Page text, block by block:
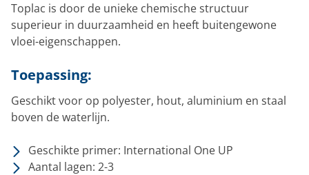
Toplac is door de unieke chemische structuur
superieur in duurzaamheid en heeft buitengewone
vloei-eigenschappen.
Toepassing:
Geschikt voor op polyester, hout, aluminium en staal
boven de waterlijn.
Geschikte primer: International One UP
Aantal lagen: 2-3